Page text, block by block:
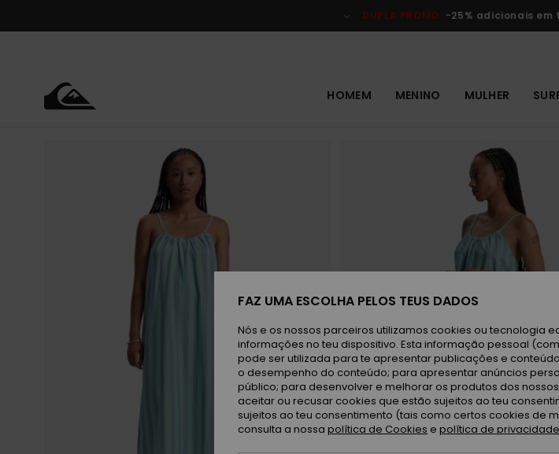
do
DUPLA PROMO -25% adicionais
HOMEM MENINO MULHER
FAZ UMA ESCOLHA PELOS TEUS DADOS
Nós e os nossos parceiros utilizamos cookies ou tecnologia
informações no teu dispositivo. Esta informação pessoal
pode ser utilizada para te apresentar publicações e
o desempenho do conteúdo; para apresentar anúncios
público; para desenvolver e melhorar os produtos dos
aceitar ou recusar cookies que estão sujeitos ao teu
sujeitos ao teu consentimento (tais como certos cookies de
consulta a nossa política de Cookies e política de privacidade